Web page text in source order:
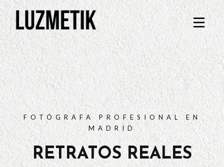
TARIFAS
PREGUNTAS FRECUENTES
CONTACTO
FOTÓGRAFA PROFESIONAL EN
MADRID
RETRATOS REALES